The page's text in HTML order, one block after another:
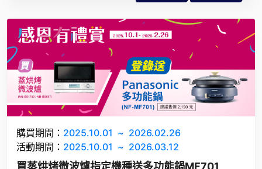
購買期間： 2025.10.01 ~ 2026.02.26
活動期間： 2025.10.01 ~ 2026.03.12
買蒸烘烤微波爐指定機種送多功能鍋MF701